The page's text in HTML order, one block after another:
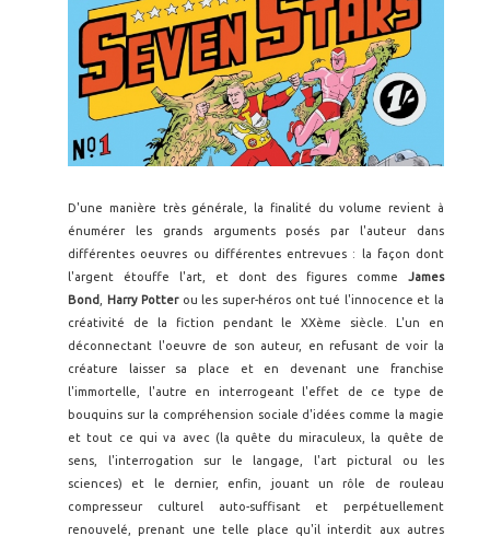
D'une manière très générale, la finalité du volume revient à
énumérer les grands arguments posés par l'auteur dans
différentes oeuvres ou différentes entrevues : la façon dont
l'argent étouffe l'art, et dont des figures comme James
Bond
Harry Potter ou les super-héros ont tué l'innocence et la
créativité de la fiction pendant le XXème siècle. L'un en
déconnectant l'oeuvre de son auteur, en refusant de voir la
créature laisser sa place et en devenant une franchise
l'immortelle, l'autre en interrogeant l'effet de ce type de
bouquins sur la compréhension sociale d'idées comme la magie
et tout ce qui va avec (la quête du miraculeux, la quête de
sens, l'interrogation sur le langage, l'art pictural ou les
sciences) et le dernier, enfin, jouant un rôle de rouleau
compresseur culturel auto-suffisant et perpétuellement
renouvelé, prenant une telle place qu'il interdit aux autres